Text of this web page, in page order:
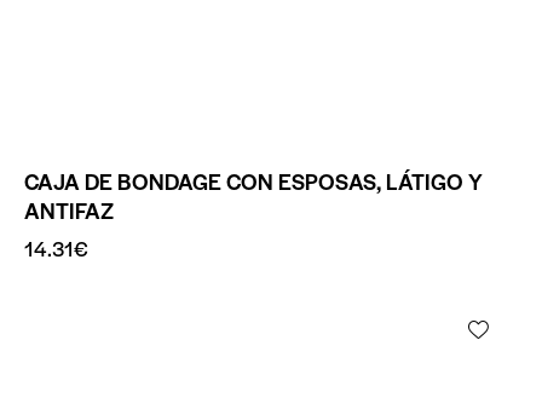
CAJA DE BONDAGE CON ESPOSAS, LÁTIGO Y
ANTIFAZ
14.31€